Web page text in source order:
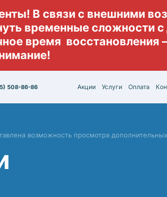
В связи с внешними
временные сложности
время восстановления
508-86-86 Акции Услуги Оплата
возможность просмотра